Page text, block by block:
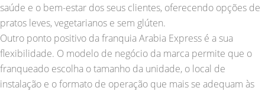
saúde e o bem-estar dos seus clientes, oferecendo opções de
pratos leves, vegetarianos e sem glúten.
Outro ponto positivo da franquia Arabia Express é a sua
flexibilidade. O modelo de negócio da marca permite que o
franqueado escolha o tamanho da unidade, o local de
instalação e o formato de operação que mais se adequam às